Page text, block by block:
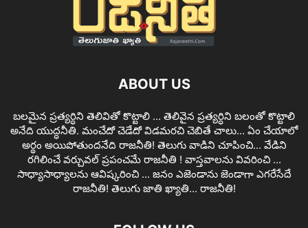
ABOUT US
బలమైన ప్రత్యర్ధిని తెలివితో కొట్టాలి ... తెలివైన ప్రత్యర్ధిని బలంతో కొట్టాలి
అనేది యుద్ధనీతి. మంచేదో చెడేదో విడమరచి చెబితే చాలు... ఏం చేయాలో
అర్థం అయిపోతుందనేది రాజనీతి! తెలుగు వాడిని చూపించి... వేడిని
రగిలించే వర్చువల్ ప్రపంచమే రాజనీతి ! వాస్తవాలను వివరించి ...
సాధ్యాసాధ్యాలను ఆవిష్కరించి ... జనం ఎజెండాను జెండాగా ఎగరేసేదే
రాజనీతి! తెలుగు జాతి ఖ్యాతి... రాజనీతి!